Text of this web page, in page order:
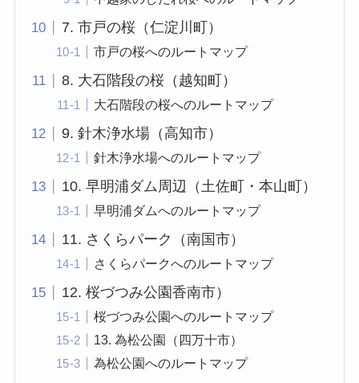
7. 市戸の桜（仁淀川町）
市戸の桜へのルートマップ
8. 大石階段の桜（越知町）
大石階段の桜へのルートマップ
9. 針木浄水場（高知市）
針木浄水場へのルートマップ
10. 早明浦ダム周辺（土佐町・本山町）
早明浦ダムへのルートマップ
11. さくらパーク（南国市）
さくらパークへのルートマップ
12. 桜づつみ公園香南市）
桜づつみ公園へのルートマップ
13. 為松公園（四万十市）
為松公園へのルートマップ